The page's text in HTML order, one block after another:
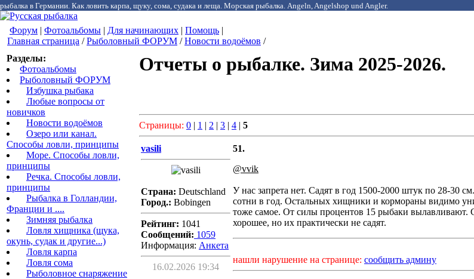
рыбалка в Германии. Как ловить карпа, щуку, сома, судака и леща. Морская рыбалка. Angeln, Angelshop und Angler.
Форум | Фотоальбомы | Для начинающих | Помощь |
Главная страница /Рыболовный ФОРУМ /Новости водоёмов /
Разделы:
Фотоальбомы
Рыболовный ФОРУМ
Избушка рыбака
Любые вопросы от
новичков
Новости водоёмов
Озеро или канал.
Способы ловли, принципы
Море. Способы ловли,
принципы
Речка. Способы ловли,
принципы
Рыбалка в Голландии,
Франции и ....
Зимняя рыбалка
Ловля хищника (щука,
окунь, судак и другие...)
Ловля карпа
Ловля сома
Рыболовное снаряжение
Отчеты о рыбалке. Зима 2025-2026.
Страницы: 0 | 1 | 2 | 3 | 4 | 5
vasili
Страна: Deutschland
Город.: Bobingen
Рейтинг: 1041
Сообщений: 1059
Информация: Aнкета
16.02.2026 19:34
51.
@vvik
У нас запрета нет. Садят в год 1500-2000 штук по 28-30
сотни в год. Остальных хищники и кормораны видимо
тоже самое. От силы процентов 15 рыбаки вылавливают.
хорошее, но их практически не садят.
нашли нарушение на странице: сообщить админу